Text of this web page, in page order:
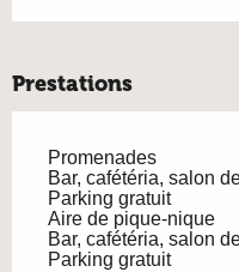
Prestations
Promenades
Bar, cafétéria, salon
Parking gratuit
Aire de pique-nique
Bar, cafétéria, salon
Parking gratuit